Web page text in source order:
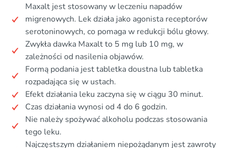
Maxalt jest stosowany w leczeniu napadów
migrenowych. Lek działa jako agonista receptorów
serotoninowych, co pomaga w redukcji bólu głowy.
Zwykła dawka Maxalt to 5 mg lub 10 mg, w
zależności od nasilenia objawów.
Formą podania jest tabletka doustna lub tabletka
rozpadająca się w ustach.
Efekt działania leku zaczyna się w ciągu 30 minut.
Czas działania wynosi od 4 do 6 godzin.
Nie należy spożywać alkoholu podczas stosowania
tego leku.
Najczęstszym działaniem niepożądanym jest zawroty